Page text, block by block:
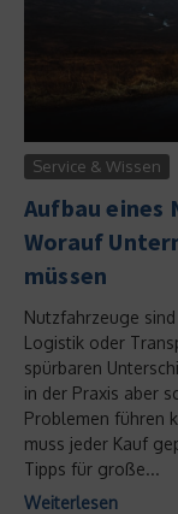
Service & Wissen
Aufbau eines
Worauf
müssen
Nutzfahrzeuge
Logistik oder
spürbaren
in der Praxis aber
Problemen führen
muss jeder Kauf
Tipps für große...
Weiterlesen